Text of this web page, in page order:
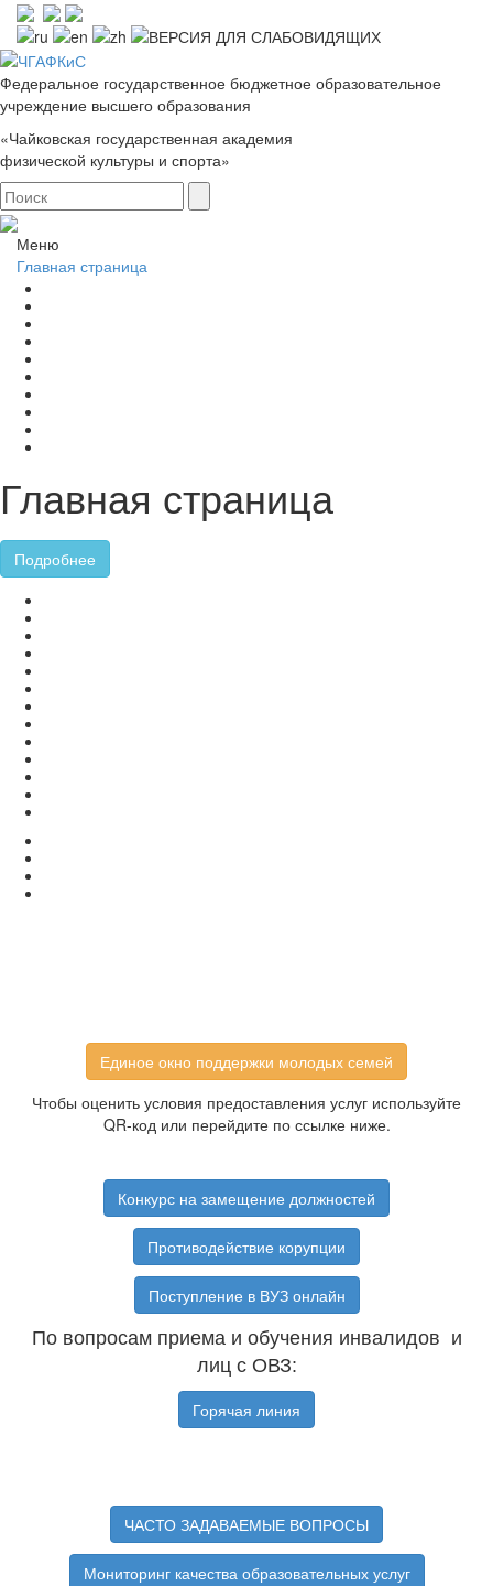
Федеральное государственное бюджетное образовательное
учреждение высшего образования
«Чайковская государственная академия
физической культуры и спорта»
Меню
Главная страница
Главная страница
Подробнее
Единое окно поддержки молодых семей
Чтобы оценить условия предоставления услуг используйте
QR-код или перейдите по ссылке ниже.
Конкурс на замещение должностей
Противодействие корупции
Поступление в ВУЗ онлайн
По вопросам приема и обучения инвалидов и
лиц с ОВЗ:
Горячая линия
ЧАСТО ЗАДАВАЕМЫЕ ВОПРОСЫ
Мониторинг качества образовательных услуг